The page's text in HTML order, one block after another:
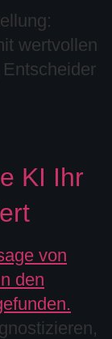
wertvollen
KI Ihr